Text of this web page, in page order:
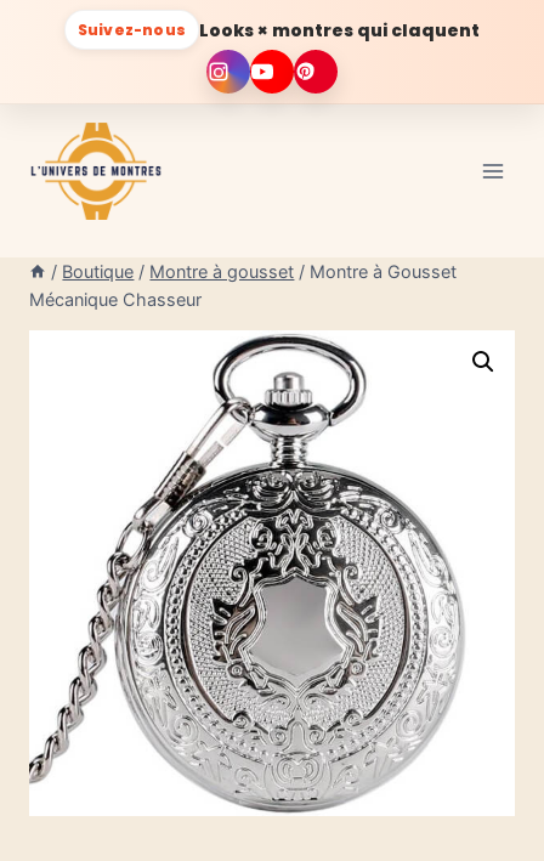
Suivez-nous Looks × montres qui claquent
contenu
/ Boutique / Montre à gousset / Montre à Gousset
Mécanique Chasseur